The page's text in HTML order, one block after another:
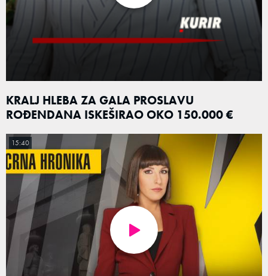
KRALJ HLEBA ZA GALA PROSLAVU
ROĐENDANA ISKEŠIRAO OKO 150.000 €
15:40